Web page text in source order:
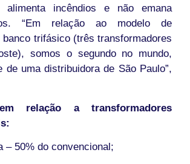
alimenta incêndios e não emana
“Em relação ao modelo de
banco trifásico (três transformadores
somos o segundo no mundo,
de uma distribuidora de São Paulo”,
relação a transformadores
– 50% do convencional;